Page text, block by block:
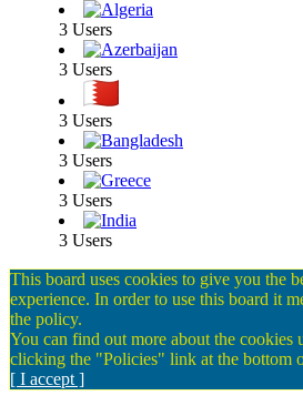
3 Users
3 Users
3 Users
3 Users
3 Users
3 Users
This board uses cookies to give you the
experience. In order to use this board it
the policy.
You can find out more about the cookies
clicking the "Policies" link at the bottom
[ I accept ]